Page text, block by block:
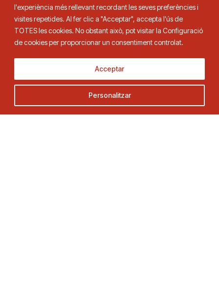
l'experiència més rellevant recordant les seves preferències i
visites repetides. Al fer clic a "Acceptar", accepta l'ús de
TOTES les cookies. No obstant això, pot visitar la Configuració
de cookies per proporcionar un consentiment controlat.
Personalitzar
Acceptar
Federació Catalana de Tennis de Taula